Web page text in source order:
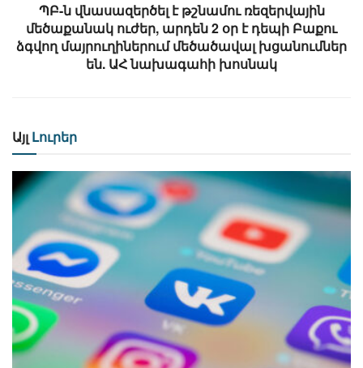
ՊԲ-ն վնասազերծել է թշնամու ռեզերվային
մեծաքանակ ուժեր, արդեն 2 օր է դեպի Բաքու
ձգվող մայրուղիներում մեծածավալ խցանումներ
են. ԱՀ նախագահի խոսնակ
Այլ Լուրեր